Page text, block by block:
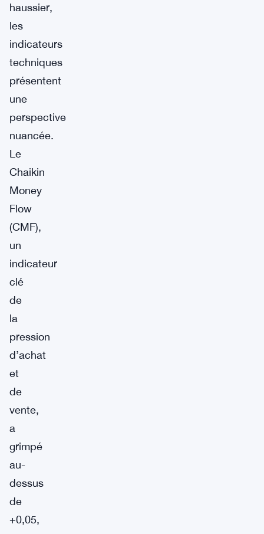
haussier,
les
indicateurs
techniques
présentent
une
perspective
nuancée.
Le
Chaikin
Money
Flow
(CMF),
un
indicateur
clé
de
la
pression
d’achat
et
de
vente,
a
grimpé
au-
dessus
de
+0,05,